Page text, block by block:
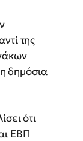
της
δημόσια
ότι
ΕΒΠ